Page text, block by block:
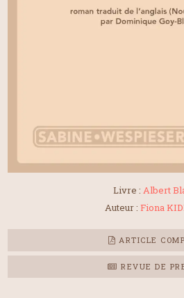
Livre : Albert
Auteur : Fiona
ARTICLE
REVUE DE